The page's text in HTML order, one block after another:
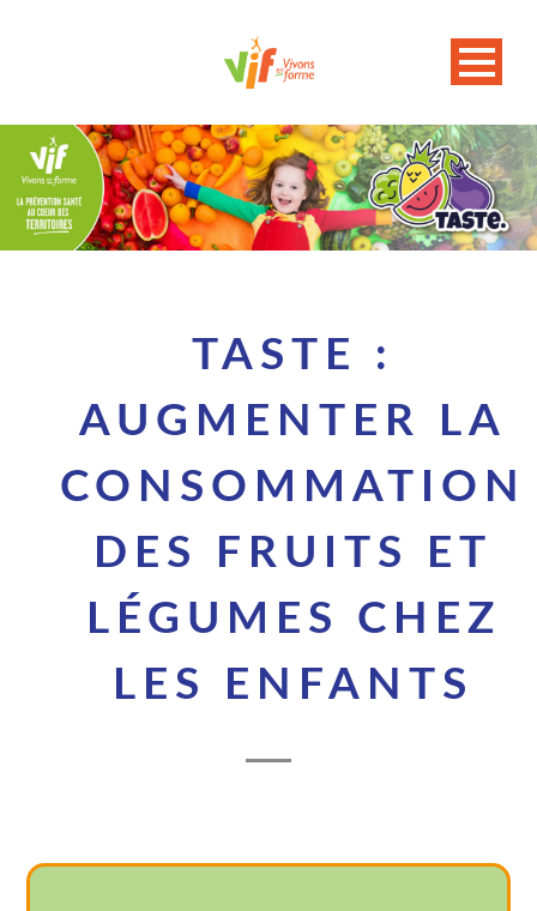
TASTE :
AUGMENTER LA
CONSOMMATION
DES FRUITS ET
LÉGUMES CHEZ
LES ENFANTS